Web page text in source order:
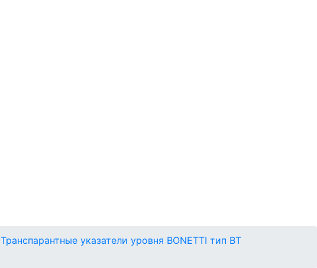
Транспарантные указатели уровня BONETTI тип BT